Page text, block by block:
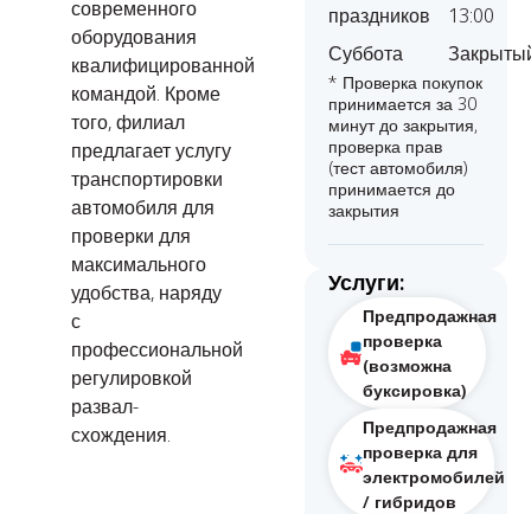
современного
оборудования
квалифицированной
командой. Кроме
того, филиал
предлагает услугу
транспортировки
автомобиля для
проверки для
максимального
удобства, наряду
с
профессиональной
регулировкой
развал-
схождения.
праздников
13:00
Суббота
* Проверка покупок
принимается за 30
минут до закрытия,
проверка прав
(тест автомобиля)
принимается до
закрытия
Услуги:
Предпродажная
проверка
(возможна
буксировка)
Предпродажная
проверка для
электромобилей
/ гибридов